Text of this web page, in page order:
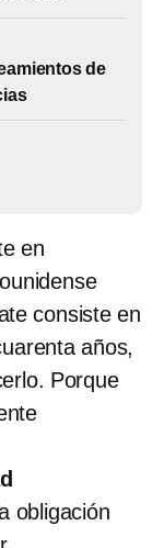
de
en
consiste en
años,
Porque
obligación